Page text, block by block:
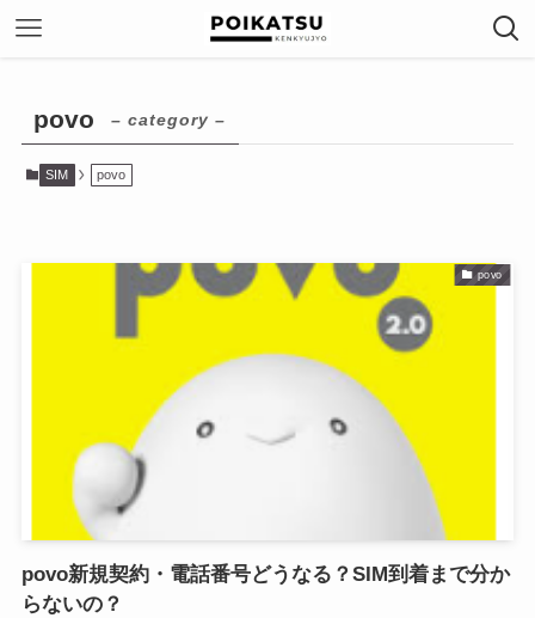
povo – category –
SIM povo
povo
povo新規契約・電話番号どうなる？SIM到着まで分か
らないの？